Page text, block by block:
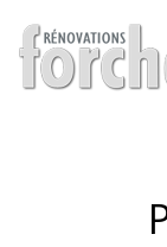
Passer
au
contenu
principal